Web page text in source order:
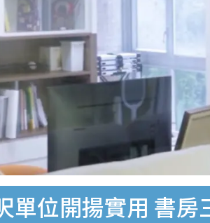
單位開揚實用 書